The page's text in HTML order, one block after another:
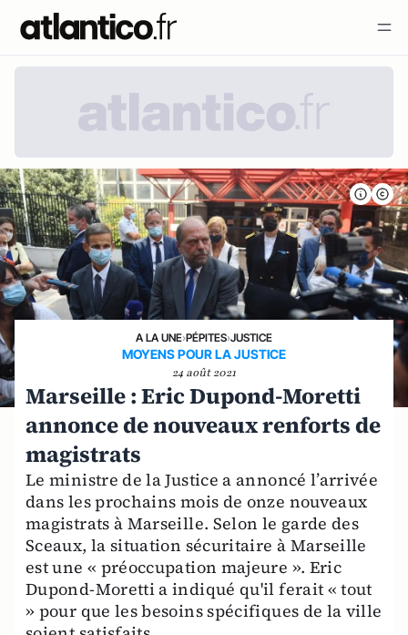
A LA UNE›PÉPITES›JUSTICE
MOYENS POUR LA JUSTICE
24 août 2021
Marseille : Eric Dupond-Moretti
annonce de nouveaux renforts de
magistrats
Le ministre de la Justice a annoncé l’arrivée
dans les prochains mois de onze nouveaux
magistrats à Marseille. Selon le garde des
Sceaux, la situation sécuritaire à Marseille
est une « préoccupation majeure ». Eric
Dupond-Moretti a indiqué qu'il ferait « tout
» pour que les besoins spécifiques de la ville